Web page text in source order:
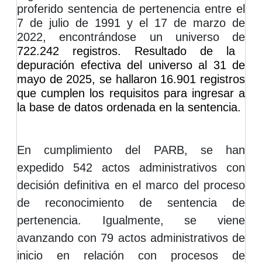
proferido sentencia de pertenencia entre el
7 de julio de 1991 y el 17 de marzo de
2022, encontrándose un universo de
722.242 registros. Resultado de la
depuración efectiva del universo al 31 de
mayo de 2025, se hallaron 16.901 registros
que cumplen los requisitos para ingresar a
la base de datos ordenada en la sentencia.
En cumplimiento del PARB, se han
expedido 542 actos administrativos con
decisión definitiva en el marco del proceso
de reconocimiento de sentencia de
pertenencia. Igualmente, se viene
avanzando con 79 actos administrativos de
inicio en relación con procesos de